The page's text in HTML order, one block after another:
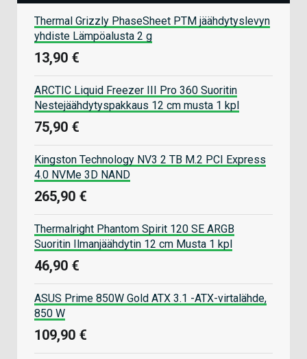
Thermal Grizzly PhaseSheet PTM jäähdytyslevyn
yhdiste Lämpöalusta 2 g
13,90 €
ARCTIC Liquid Freezer III Pro 360 Suoritin
Nestejäähdytyspakkaus 12 cm musta 1 kpl
75,90 €
Kingston Technology NV3 2 TB M.2 PCI Express
4.0 NVMe 3D NAND
265,90 €
Thermalright Phantom Spirit 120 SE ARGB
Suoritin Ilmanjäähdytin 12 cm Musta 1 kpl
46,90 €
ASUS Prime 850W Gold ATX 3.1 -ATX-virtalähde,
850 W
109,90 €